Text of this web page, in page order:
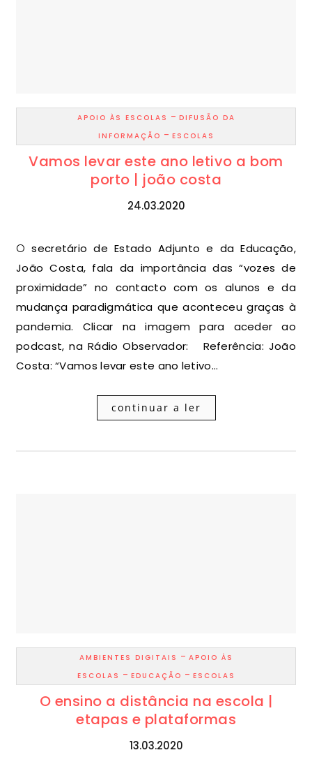
APOIO ÀS ESCOLAS - DIFUSÃO DA
INFORMAÇÃO - ESCOLAS
Vamos levar este ano letivo a bom
porto | joão costa
24.03.2020
O secretário de Estado Adjunto e da Educação,
João Costa, fala da importância das “vozes de
proximidade” no contacto com os alunos e da
mudança paradigmática que aconteceu graças à
pandemia. Clicar na imagem para aceder ao
podcast, na Rádio Observador: Referência: João
Costa: “Vamos levar este ano letivo…
continuar a ler
AMBIENTES DIGITAIS - APOIO ÀS
ESCOLAS - EDUCAÇÃO - ESCOLAS
O ensino a distância na escola |
etapas e plataformas
13.03.2020